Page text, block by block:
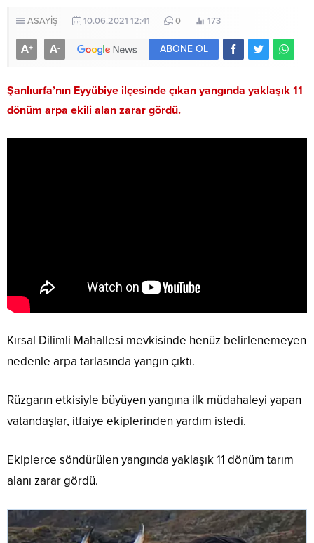
ASAYİŞ 10.06.2021 12:41 0 173
A+ A- ABONE OL
Şanlıurfa’nın Eyyübiye ilçesinde çıkan yangında yaklaşık 11
dönüm arpa ekili alan zarar gördü.
Kırsal Dilimli Mahallesi mevkisinde henüz belirlenemeyen
nedenle arpa tarlasında yangın çıktı.
Rüzgarın etkisiyle büyüyen yangına ilk müdahaleyi yapan
vatandaşlar, itfaiye ekiplerinden yardım istedi.
Ekiplerce söndürülen yangında yaklaşık 11 dönüm tarım
alanı zarar gördü.